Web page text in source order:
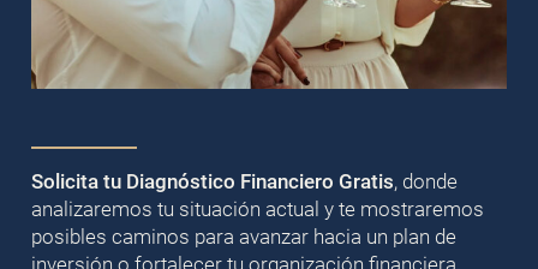
Solicita tu Diagnóstico Financiero Gratis, donde
analizaremos tu situación actual y te mostraremos
posibles caminos para avanzar hacia un plan de